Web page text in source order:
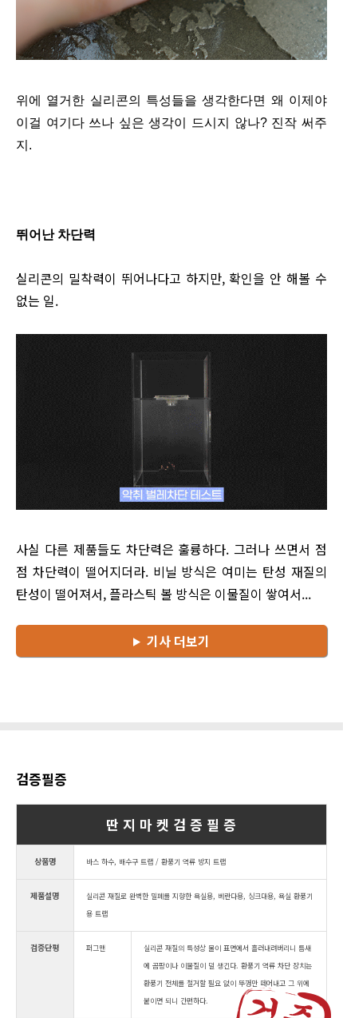
위에 열거한 실리콘의 특성들을 생각한다면 왜 이제야
이걸 여기다 쓰나 싶은 생각이 드시지 않나? 진작 써주
지.
뛰어난 차단력
실리콘의 밀착력이 뛰어나다고 하지만, 확인을 안 해볼 수
없는 일.
사실 다른 제품들도 차단력은 훌륭하다. 그러나 쓰면서 점
점 차단력이 떨어지더라. 비닐 방식은 여미는 탄성 재질의
탄성이 떨어져서, 플라스틱 볼 방식은 이물질이 쌓여서...
기사 더보기
검증필증
딴 지 마 켓 검 증 필 증
상품명 바스 하수, 배수구 트랩 / 환풍기 역류 방지 트랩
제품설명
실리콘 재질로 완벽한 밀폐를 지향한 욕실용, 베란다용, 싱크대용, 욕실 환풍기
용 트랩
검증단평 퍼그맨
실리콘 재질의 특성상 물이 표면에서 흘러내려버리니 틈새
에 곰팡이나 이물질이 덜 생긴다. 환풍기 역류 차단 장치는
환풍기 전체를 철거할 필요 없이 뚜껑만 떼어내고 그 위에
붙이면 되니 간편하다.